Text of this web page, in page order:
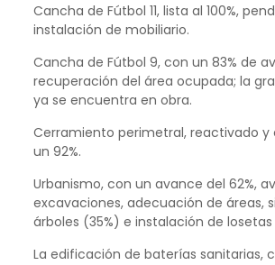
Cancha de Fútbol 11, lista al 100%,
instalación de mobiliario.
Cancha de Fútbol 9, con un 83% de
recuperación del área ocupada; la
ya se encuentra en obra.
Cerramiento perimetral, reactivado y
un 92%.
Urbanismo, con un avance del 62%,
excavaciones, adecuación de áreas,
árboles (35%) e instalación de losetas
La edificación de baterías sanitarias,